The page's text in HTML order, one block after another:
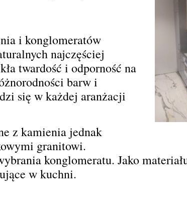
i konglomeratów
najczęściej
twardość i odporność na
barw i
się w każdej aranżacji
z kamienia jednak
granitowi.
konglomeratu. Jako
w kuchni.